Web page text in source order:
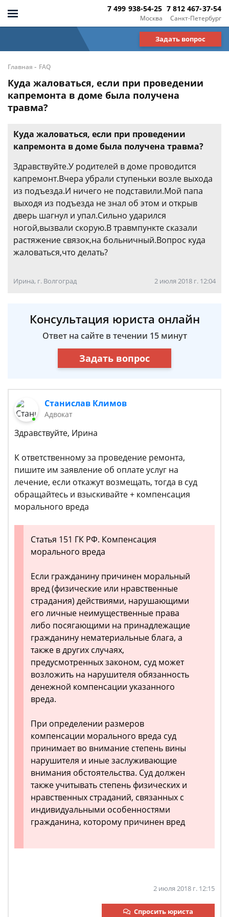
Москва
7 499 938-54-25
Санкт-Петербург
7 812 467-37-54
Задать вопрос
Главная - FAQ
Куда жаловаться, если при проведении
капремонта в доме была получена
травма?
Куда жаловаться, если при проведении
капремонта в доме была получена травма?
Здравствуйте.У родителей в доме проводится
капремонт.Вчера убрали ступеньки возле выхода
из подъезда.И ничего не подставили.Мой папа
выходя из подъезда не знал об этом и открыв
дверь шагнул и упал.Сильно ударился
ногой,вызвали скорую.В травмпункте сказали
растяжение связок,на больничный.Вопрос куда
жаловаться,что делать?
Ирина, г. Волгоград 2 июля 2018 г. 12:04
Консультация юриста онлайн
Ответ на сайте в течении 15 минут
Задать вопрос
Станислав Климов
Адвокат
Здравствуйте, Ирина
К ответственному за проведение ремонта,
пишите им заявление об оплате услуг на
лечение, если откажут возмещать, тогда в суд
обращайтесь и взыскивайте + компенсация
морального вреда
Статья 151 ГК РФ. Компенсация
морального вреда
Если гражданину причинен моральный
вред (физические или нравственные
страдания) действиями, нарушающими
его личные неимущественные права
либо посягающими на принадлежащие
гражданину нематериальные блага, а
также в других случаях,
предусмотренных законом, суд может
возложить на нарушителя обязанность
денежной компенсации указанного
вреда.
При определении размеров
компенсации морального вреда суд
принимает во внимание степень вины
нарушителя и иные заслуживающие
внимания обстоятельства. Суд должен
также учитывать степень физических и
нравственных страданий, связанных с
индивидуальными особенностями
гражданина, которому причинен вред
2 июля 2018 г. 12:15
Спросить юриста